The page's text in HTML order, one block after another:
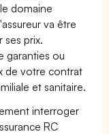
domaine
va être
ses prix.
garanties ou
de votre contrat
et sanitaire.
interroger
RC